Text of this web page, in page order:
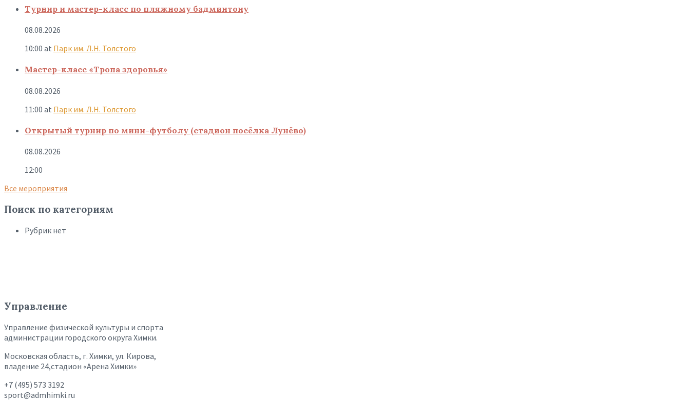
Турнир и мастер-класс по пляжному бадминтону
08.08.2026
10:00 at Парк им. Л.Н. Толстого
Мастер-класс «Тропа здоровья»
08.08.2026
11:00 at Парк им. Л.Н. Толстого
Открытый турнир по мини-футболу (стадион посёлка Лунёво)
08.08.2026
12:00
Все мероприятия
Поиск по категориям
Рубрик нет
Управление
Управление физической культуры и спорта
администрации городского округа Химки.
Московская область, г. Химки, ул. Кирова,
владение 24,стадион «Арена Химки»
+7 (495) 573 3192
sport@admhimki.ru